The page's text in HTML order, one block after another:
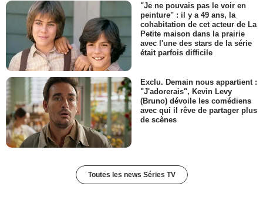
"Je ne pouvais pas le voir en
peinture" : il y a 49 ans, la
cohabitation de cet acteur de La
Petite maison dans la prairie
avec l'une des stars de la série
était parfois difficile
Exclu. Demain nous appartient :
"J'adorerais", Kevin Levy
(Bruno) dévoile les comédiens
avec qui il rêve de partager plus
de scènes
Toutes les news Séries TV